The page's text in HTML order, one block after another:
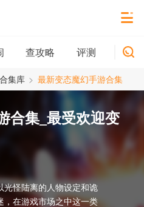
查攻略 评测 新游
集库 > 最新变态魔幻手游合集
合集_最受欢迎变
光怪陆离的人物设定和诡
，在游戏市场之中这一类